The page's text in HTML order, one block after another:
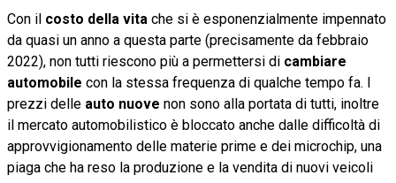
Con il costo della vita che si è esponenzialmente impennato
da quasi un anno a questa parte (precisamente da febbraio
2022), non tutti riescono più a permettersi di cambiare
automobile con la stessa frequenza di qualche tempo fa. I
prezzi delle auto nuove non sono alla portata di tutti, inoltre
il mercato automobilistico è bloccato anche dalle difficoltà di
approvvigionamento delle materie prime e dei microchip, una
piaga che ha reso la produzione e la vendita di nuovi veicoli